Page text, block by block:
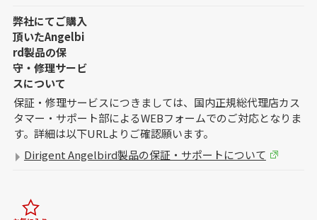
弊社にてご購入
頂いたAngelbi
rd製品の保
守・修理サービ
スについて
保証・修理サービスにつきましては、国内正規総代理店カス
タマー・サポート部によるWEBフォームでのご対応となりま
す。詳細は以下URLよりご確認願います。
Dirigent Angelbird製品の保証・サポートについて